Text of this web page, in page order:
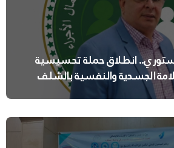
انطلاق حملة تحسيسية
الجسدية والنفسية بالشلف